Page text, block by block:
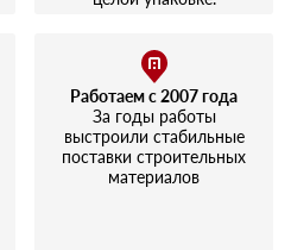
Работаем с 2007 года
За годы работы
выстроили стабильные
поставки строительных
материалов